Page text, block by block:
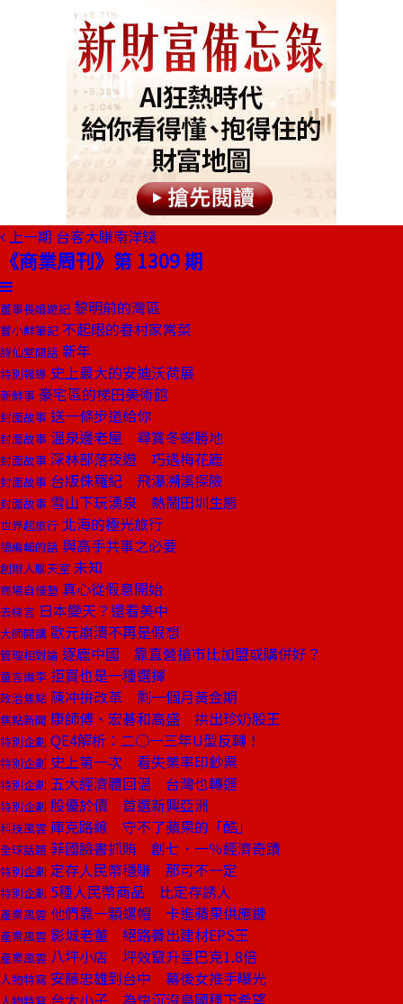
上一期 台客大賺南洋錢
《商業周刊》第 1309 期
董事長嬉遊記 黎明前的灣區
嘗小鮮筆記 不起眼的眷村家常菜
詩仙堂閒話 新年
特別報導 史上最大的安迪沃荷展
新鮮事 豪宅區的梯田美術館
封面故事 送一條步道給你
封面故事 溫泉邊老屋 尋賞冬蝶勝地
封面故事 深林部落夜遊 巧遇梅花鹿
封面故事 台版侏羅紀 飛瀑溯溪探險
封面故事 雪山下玩湧泉 熱鬧田圳生態
世界超旅行 北海的極光旅行
總編輯的話 與高手共事之必要
創辦人聊天室 未知
商場自慢塾 真心從假意開始
去梯言 日本變天？還看美中
大師開講 歐元崩潰不再是假想
管理相對論 逐鹿中國 靠直營搶市比加盟或購併好？
童言識李 拒買也是一種選擇
政治焦點 陳冲拚改革 剩一個月黃金期
焦點新聞 康師傅、宏碁和高盛 拱出珍奶股王
特別企劃 QE4解析：二○一三年U型反轉！
特別企劃 史上第一次 看失業率印鈔票
特別企劃 五大經濟體回溫 台灣也轉運
特別企劃 股優於債 首選新興亞洲
科技風雲 庫克路線 守不了蘋果的「酷」
全球話題 菲國臉書抓賄 創七．一％經濟奇蹟
特別企劃 定存人民幣穩賺 那可不一定
特別企劃 5種人民幣商品 比定存誘人
產業風雲 他們靠一顆螺帽 卡進蘋果供應鏈
產業風雲 影城老董 絕路養出建材EPS王
產業風雲 八坪小店 坪效竄升星巴克1.8倍
人物特寫 安藤忠雄到台中 幕後女推手曝光
台大小子 為快沉沒島國種下希望